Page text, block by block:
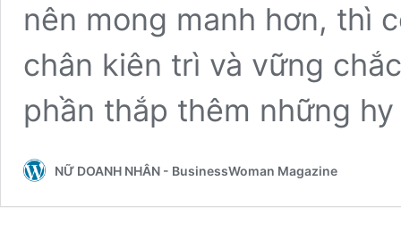
nên mong manh hơn, thì
chân kiên trì và vững
phần thắp thêm những
NỮ DOANH NHÂN - BusinessWoman Magazine